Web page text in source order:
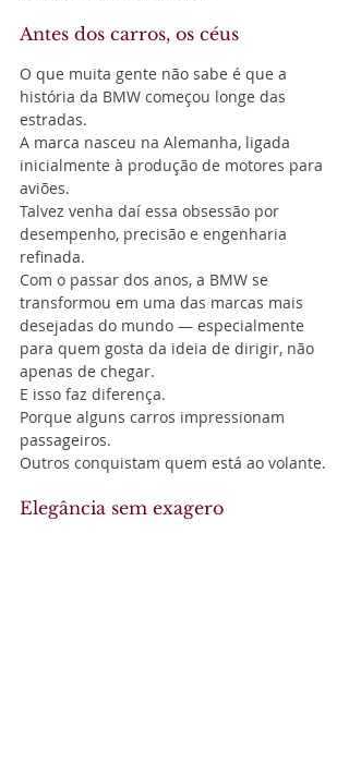
Antes dos carros, os céus
O que muita gente não sabe é que a
história da BMW começou longe das
estradas.
A marca nasceu na Alemanha, ligada
inicialmente à produção de motores para
aviões.
Talvez venha daí essa obsessão por
desempenho, precisão e engenharia
refinada.
Com o passar dos anos, a BMW se
transformou em uma das marcas mais
desejadas do mundo — especialmente
para quem gosta da ideia de dirigir, não
apenas de chegar.
E isso faz diferença.
Porque alguns carros impressionam
passageiros.
Outros conquistam quem está ao volante.
Elegância sem exagero